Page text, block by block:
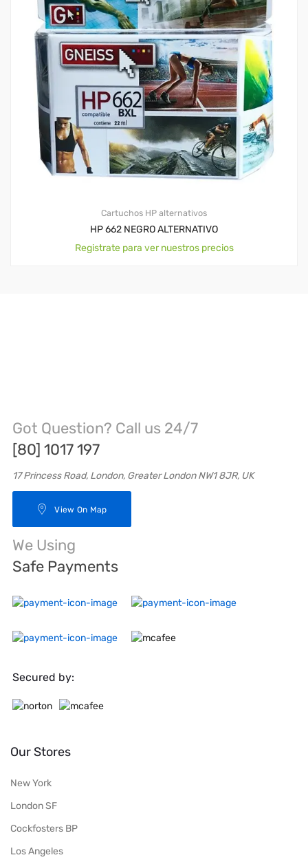
Cartuchos HP alternativos
HP 662 NEGRO ALTERNATIVO
Registrate para ver nuestros precios
Got Question? Call us 24/7
[80] 1017 197
17 Princess Road, London, Greater London NW1 8JR, UK
View On Map
We Using
Safe Payments
Secured by:
Our Stores
New York
London SF
Cockfosters BP
Los Angeles